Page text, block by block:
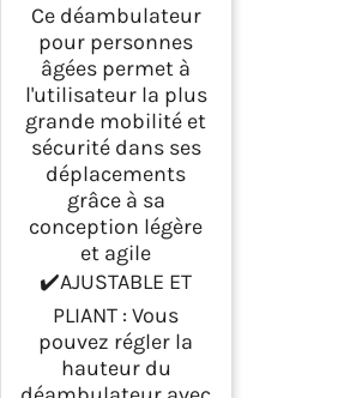
Ce déambulateur
pour personnes
âgées permet à
l'utilisateur la plus
grande mobilité et
sécurité dans ses
déplacements
grâce à sa
conception légère
et agile
✔️AJUSTABLE ET
PLIANT : Vous
pouvez régler la
hauteur du